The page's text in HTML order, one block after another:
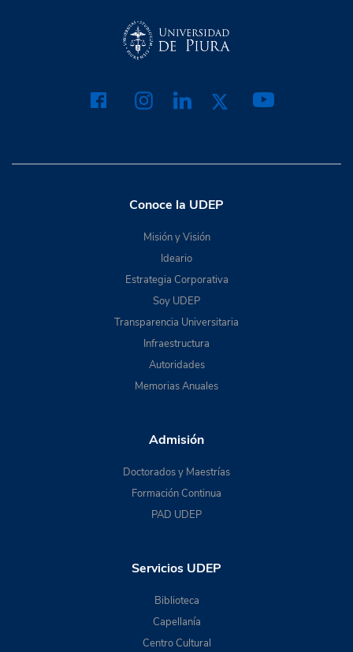
Conoce la UDEP
Misión y Visión
Ideario
Estrategia Corporativa
Soy UDEP
Transparencia Universitaria
Infraestructura
Autoridades
Memorias Anuales
Admisión
Doctorados y Maestrías
Formación Continua
PAD UDEP
Servicios UDEP
Biblioteca
Capellanía
Centro Cultural